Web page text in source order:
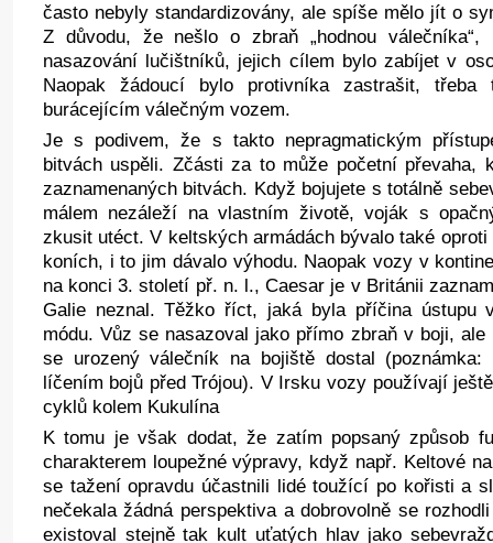
často nebyly standardizovány, ale spíše mělo jít o
Z důvodu, že nešlo o zbraň „hodnou válečníka“,
nasazování lučištníků, jejich cílem bylo zabíjet v
Naopak žádoucí bylo protivníka zastrašit,
burácejícím válečným vozem.
Je s podivem, že s takto nepragmatickým
bitvách uspěli. Zčásti za to může početní převaha,
zaznamenaných bitvách. Když bojujete s totálně
málem nezáleží na vlastním životě, voják s
zkusit utéct. V keltských armádách bývalo také
koních, i to jim dávalo výhodu. Naopak vozy v
na konci 3. století př. n. l., Caesar je v Británii
Galie neznal. Těžko říct, jaká byla příčina ústupu
módu. Vůz se nasazoval jako přímo zbraň v boji,
se urozený válečník na bojiště dostal (poznámka:
líčením bojů před Trójou). V Irsku vozy používají
cyklů kolem Kukulína
K tomu je však dodat, že zatím popsaný způsob
charakterem loupežné výpravy, když např. Keltové
se tažení opravdu účastnili lidé toužící po kořisti a
nečekala žádná perspektiva a dobrovolně se
existoval stejně tak kult uťatých hlav jako